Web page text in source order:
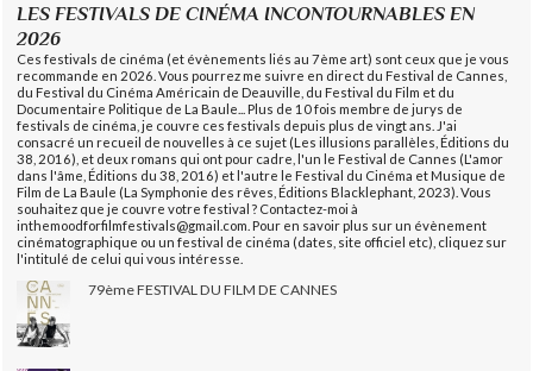
LES FESTIVALS DE CINÉMA INCONTOURNABLES EN
2026
Ces festivals de cinéma (et évènements liés au 7ème art) sont ceux que je vous
recommande en 2026. Vous pourrez me suivre en direct du Festival de Cannes,
du Festival du Cinéma Américain de Deauville, du Festival du Film et du
Documentaire Politique de La Baule... Plus de 10 fois membre de jurys de
festivals de cinéma, je couvre ces festivals depuis plus de vingt ans. J'ai
consacré un recueil de nouvelles à ce sujet (Les illusions parallèles, Éditions du
38, 2016), et deux romans qui ont pour cadre, l'un le Festival de Cannes (L'amor
dans l'âme, Éditions du 38, 2016) et l'autre le Festival du Cinéma et Musique de
Film de La Baule (La Symphonie des rêves, Éditions Blacklephant, 2023). Vous
souhaitez que je couvre votre festival ? Contactez-moi à
inthemoodforfilmfestivals@gmail.com. Pour en savoir plus sur un évènement
cinématographique ou un festival de cinéma (dates, site officiel etc), cliquez sur
l'intitulé de celui qui vous intéresse.
79ème FESTIVAL DU FILM DE CANNES